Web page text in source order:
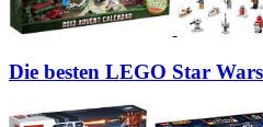
Die besten LEGO Star